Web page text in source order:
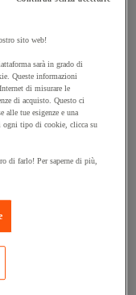
sito web!
sarà in grado di
Queste informazioni
di misurare le
di acquisto. Questo ci
alle tue esigenze e una
ogni tipo di cookie, clicca su
di farlo! Per saperne di più,